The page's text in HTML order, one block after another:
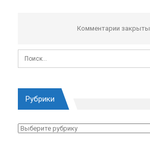
Комментарии закрыты.
Рубрики
Рубрики